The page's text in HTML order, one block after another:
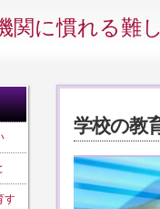
関に慣れる難
す
学校の教